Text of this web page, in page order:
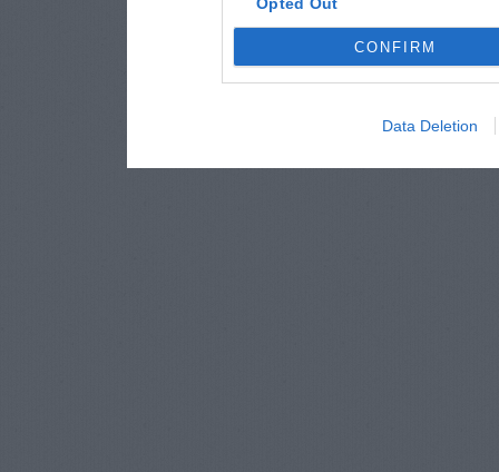
CONFIRM
Data Deletion